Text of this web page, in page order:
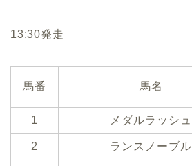
13:30発走
馬番 馬名
1 メダルラッシュ
2 ランスノーブル